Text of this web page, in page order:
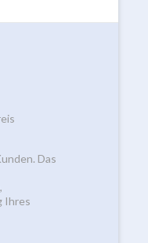
Das
Ihres